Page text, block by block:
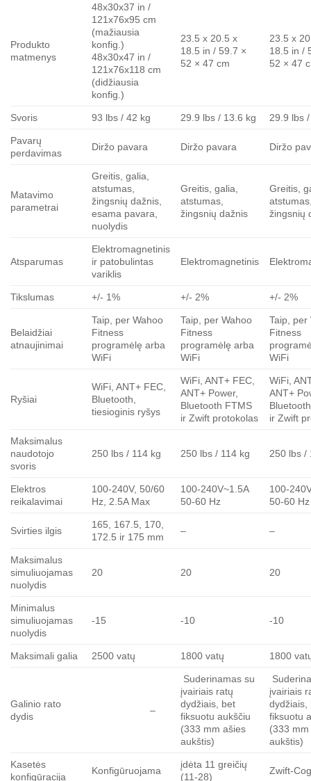
Produkto
matmenys
48x30x37 in /
121x76x95 cm
(mažiausia
konfig.)
48x30x47 in /
121x76x118 cm
(didžiausia
konfig.)
23.5 x 20.5 x
18.5 in / 59.7 ×
52 × 47 cm
23.5 x
18.5 in /
52 × 47
Svoris 93 lbs / 42 kg 29.9 lbs / 13.6 kg 29.9 lbs
Pavarų
perdavimas
Diržo pavara Diržo pavara Diržo
Matavimo
parametrai
Greitis, galia,
atstumas,
žingsnių dažnis,
esama pavara,
nuolydis
Greitis, galia,
atstumas,
žingsnių dažnis
Greitis,
žingsnių
Atsparumas
Elektromagnetinis
ir patobulintas
variklis
Elektromagnetinis
Tikslumas +/- 1% +/- 2% +/- 2%
Belaidžiai
atnaujinimai
Taip, per Wahoo
Fitness
programėlę arba
WiFi
Taip, per Wahoo
Fitness
programėlę arba
WiFi
Taip, per
Fitness
WiFi
Ryšiai
WiFi, ANT+ FEC,
Bluetooth,
tiesioginis ryšys
WiFi, ANT+ FEC,
ANT+ Power,
Bluetooth FTMS
ir Zwift protokolas
WiFi,
ANT+
ir Zwift
Maksimalus
naudotojo
svoris
250 lbs / 114 kg 250 lbs / 114 kg 250 lbs /
Elektros
reikalavimai
100-240V, 50/60
Hz, 2.5A Max
100-240V~1.5A
50-60 Hz
100-
50-60 Hz
Svirties ilgis
165, 167.5, 170,
172.5 ir 175 mm
– –
Maksimalus
simuliuojamas
nuolydis
20 20 20
Minimalus
simuliuojamas
nuolydis
-15 -10 -10
Maksimali galia 2500 vatų 1800 vatų 1800
Galinio rato
dydis
–
Suderinamas su
įvairiais ratų
dydžiais, bet
fiksuotu aukščiu
(333 mm ašies
aukštis)
įvairiais
dydžiais,
fiksuotu
(333
aukštis)
Kasetės
konfigūracija
Konfigūruojama
įdėta 11 greičių
(11-28)
Zwift-